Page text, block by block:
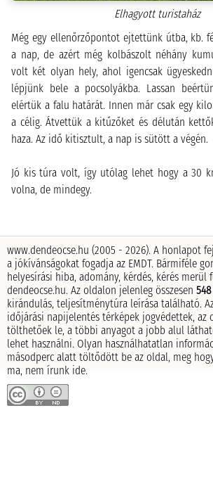
Elhagyott turistaház
Még egy ellenőrzőpontot ejtettünk útba, kb.
a nap, de azért még kolbászolt néhány
volt két olyan hely, ahol igencsak
lépjünk bele a pocsolyákba. Lassan
elértük a falu határát. Innen már csak egy
a célig. Átvettük a kitűzőket és délután
haza. Az idő kitisztult, a nap is sütött a végén.
Jó kis túra volt, így utólag lehet hogy a 30
volna, de mindegy.
www.dendeocse.hu (2005 - 2026). A honlapot
a jókívánságokat fogadja az EMDT. Bármiféle
helyesírási hiba, adomány, kérdés, kérés merül
dendeocse.hu. Az oldalon jelenleg összesen 548
kirándulás, teljesítménytúra leírása található.
időjárási napijelentés térképek jogvédettek, az
tölthetőek le, a többi anyagot a jobb alul
lehet használni. Olyan használhatatlan
másodperc alatt töltődött be az oldal, meg
ma, nem írunk ide.